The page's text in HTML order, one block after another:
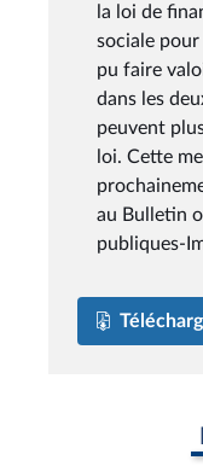
la loi de
sociale
pu faire
dans les
peuvent
loi. Cette
au Bulletin
publiques-